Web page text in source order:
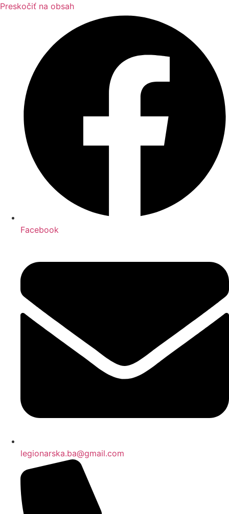
Preskočiť na obsah
Facebook
legionarska.ba@gmail.com